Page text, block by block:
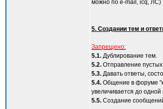
можно по e-mail, icq, ЛС)
5. Создании тем и
Запрещено:
5.1. Дублирование тем.
5.2. Отправление
5.3. Давать ответы,
5.4. Общение в форуме
увеличивается до
5.5. Создание